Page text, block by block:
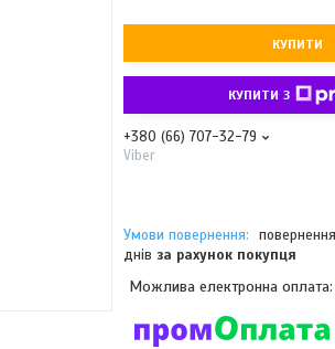
КУПИТИ
КУПИТИ З
+380 (66) 707-32-79
Viber
днів за рахунок покупця